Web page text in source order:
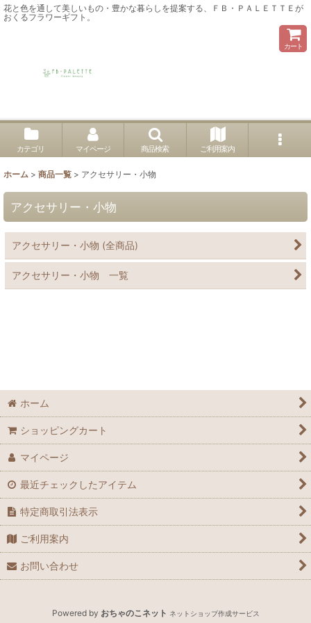
花と色を通して美しいもの・豊かな暮らしを提案する、ＦＢ・ＰＡＬＥＴＴＥが
おくるフラワーギフト。
カート
カテゴリ マイページ 商品検索 ご利用案内
ホーム > 商品一覧 > アクセサリー・小物
アクセサリー・小物
アクセサリー・小物 (全商品)
アクセサリー・小物 一覧
ホーム
ショッピングカート
マイページ
最近チェックしたアイテム
特定商取引法表示
ご利用案内
お問い合わせ
Powered by おちゃのこネット ネットショップ作成サービス